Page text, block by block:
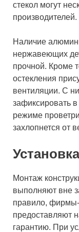
стекол могут
производителей.
Наличие
нержавеющих
прочной. Кроме
остекления
вентиляции. С
зафиксировать
режиме
захлопнется от
Установка
Монтаж
выполняют вне
правило,
предоставляют
гарантию. При